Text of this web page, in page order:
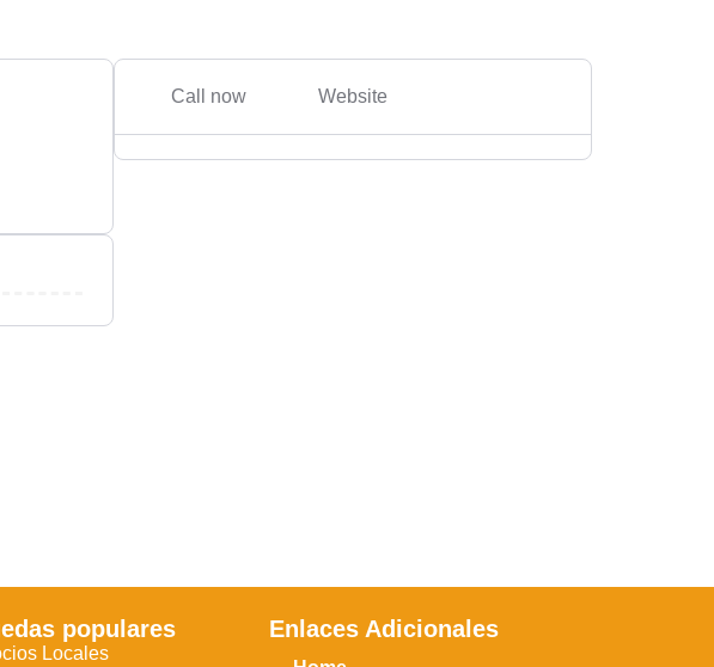
Call now Website
populares
Locales
Enlaces Adicionales